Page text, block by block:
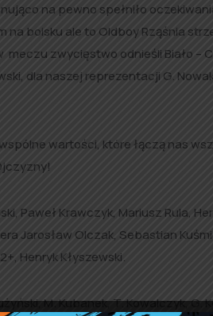
na pewno spełniło
boisku ale to Oldboy Rząśnia
zwycięstwo odnieśli Biało –
dla naszej reprezentacji G.
wartości, które łączą nas
Paweł Krawczyk, Mariusz Rula,
Jarosław Olczak, Sebastian
Henryk Kłyszewski.
M. Kubanek, T. Kowalczyk, G.